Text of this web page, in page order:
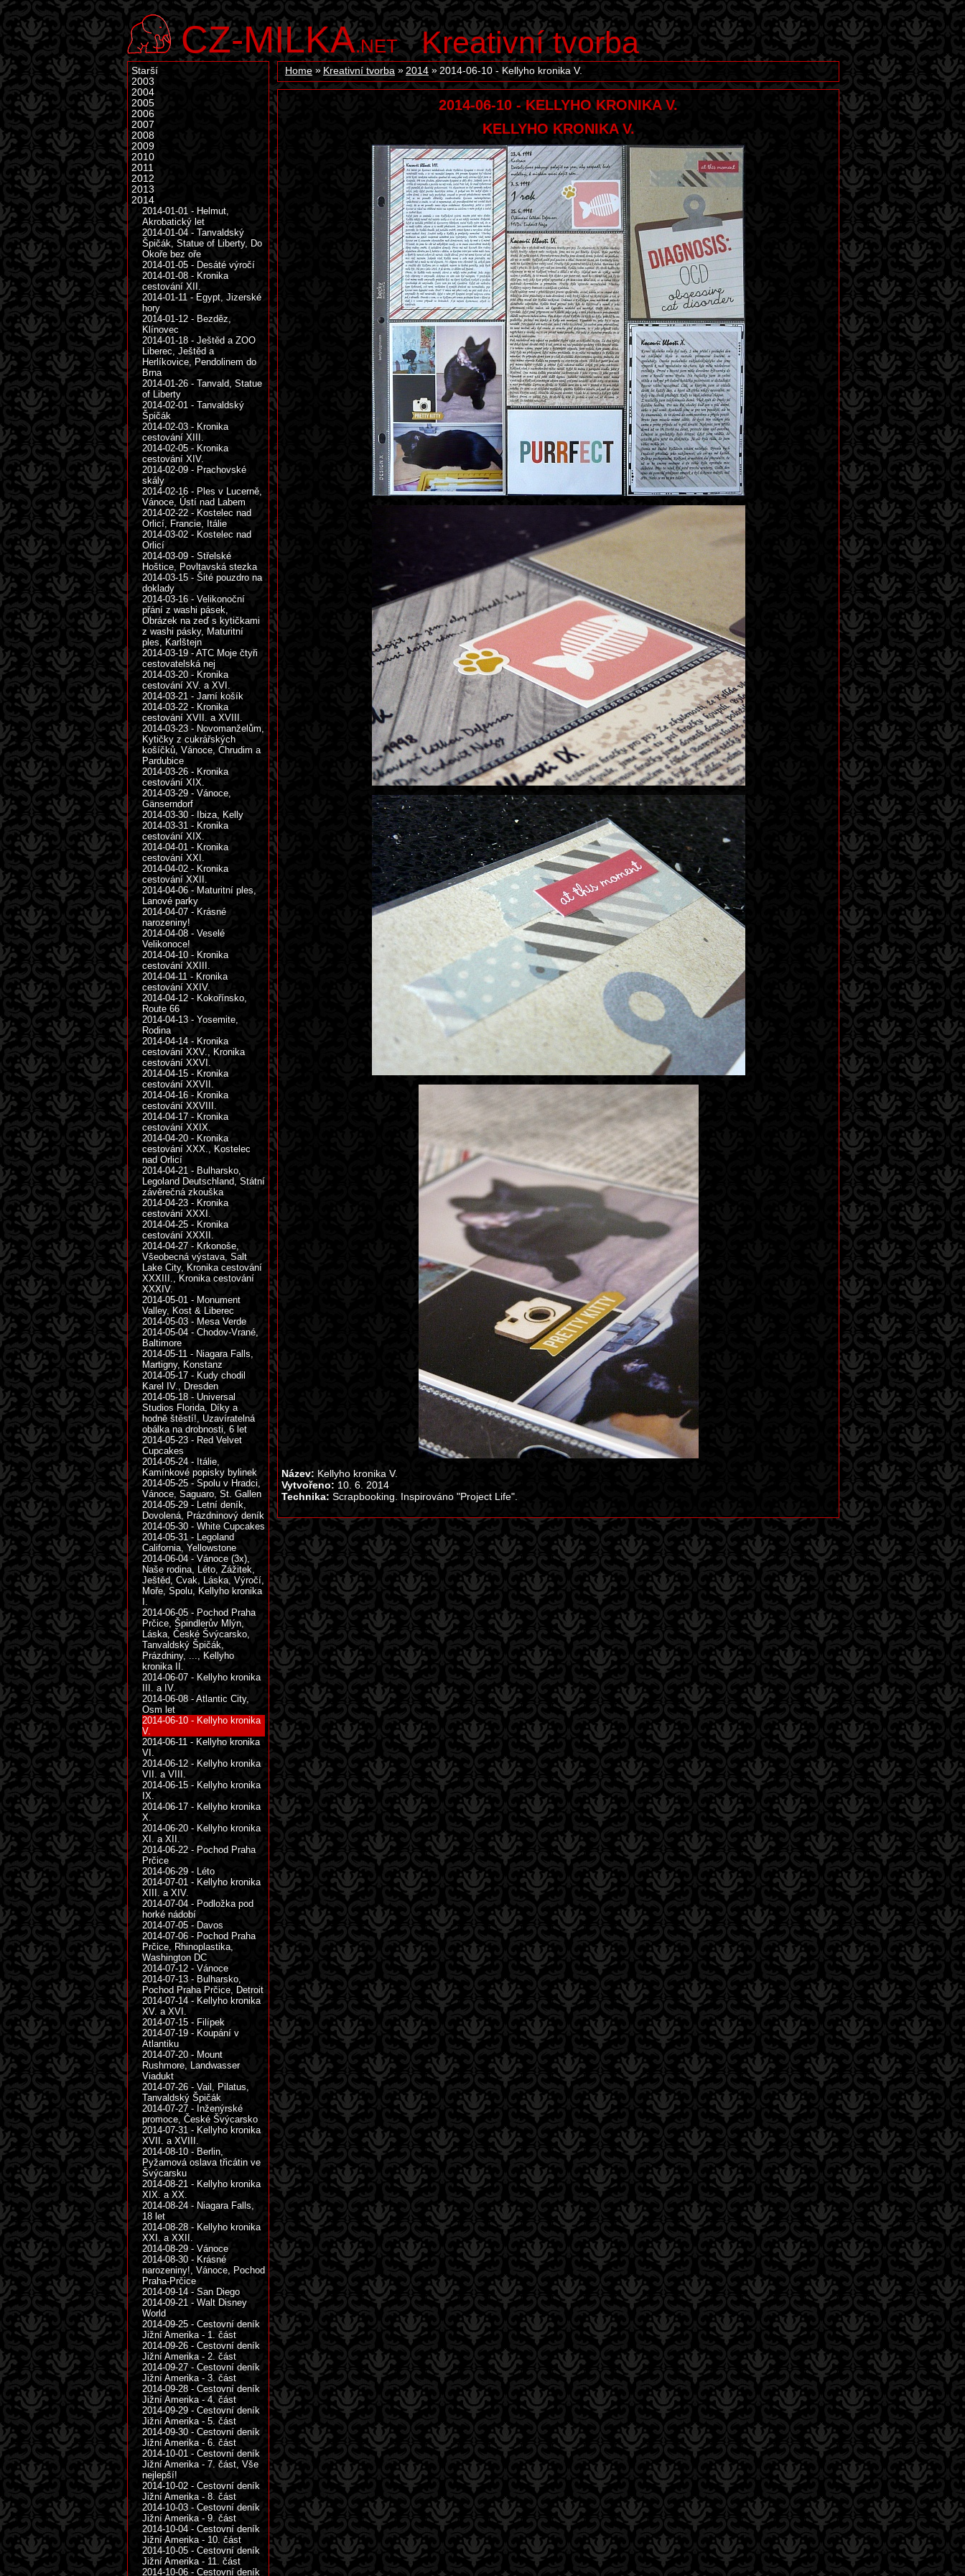
CZ-MILKA.NET Kreativní tvorba
Home Kreativní tvorba 2014 2014-06-10 - Kellyho kronika V.
2014-06-10 - KELLYHO KRONIKA V.
KELLYHO KRONIKA V.
Název: Kellyho kronika V.
Vytvořeno: 10. 6. 2014
Technika: Scrapbooking. Inspirováno "Project Life".
Starší
2003
2004
2005
2006
2007
2008
2009
2010
2011
2012
2013
2014
2014-01-01 - Helmut,
Akrobatický let
2014-01-04 - Tanvaldský
Špičák, Statue of Liberty, Do
Okoře bez oře
2014-01-05 - Desáté výročí
2014-01-08 - Kronika
cestování XII.
2014-01-11 - Egypt, Jizerské
hory
2014-01-12 - Bezděz,
Klínovec
2014-01-18 - Ještěd a ZOO
Liberec, Ještěd a
Herlíkovice, Pendolinem do
Brna
2014-01-26 - Tanvald, Statue
of Liberty
2014-02-01 - Tanvaldský
Špičák
2014-02-03 - Kronika
cestování XIII.
2014-02-05 - Kronika
cestování XIV.
2014-02-09 - Prachovské
skály
2014-02-16 - Ples v Lucerně,
Vánoce, Ústí nad Labem
2014-02-22 - Kostelec nad
Orlicí, Francie, Itálie
2014-03-02 - Kostelec nad
Orlicí
2014-03-09 - Střelské
Hoštice, Povltavská stezka
2014-03-15 - Šité pouzdro na
doklady
2014-03-16 - Velikonoční
přání z washi pásek,
Obrázek na zeď s kytičkami
z washi pásky, Maturitní
ples, Karlštejn
2014-03-19 - ATC Moje čtyři
cestovatelská nej
2014-03-20 - Kronika
cestování XV. a XVI.
2014-03-21 - Jarní košík
2014-03-22 - Kronika
cestování XVII. a XVIII.
2014-03-23 - Novomanželům,
Kytičky z cukrářských
košíčků, Vánoce, Chrudim a
Pardubice
2014-03-26 - Kronika
cestování XIX.
2014-03-29 - Vánoce,
Gänserndorf
2014-03-30 - Ibiza, Kelly
2014-03-31 - Kronika
cestování XIX.
2014-04-01 - Kronika
cestování XXI.
2014-04-02 - Kronika
cestování XXII.
2014-04-06 - Maturitní ples,
Lanové parky
2014-04-07 - Krásné
narozeniny!
2014-04-08 - Veselé
Velikonoce!
2014-04-10 - Kronika
cestování XXIII.
2014-04-11 - Kronika
cestování XXIV.
2014-04-12 - Kokořínsko,
Route 66
2014-04-13 - Yosemite,
Rodina
2014-04-14 - Kronika
cestování XXV., Kronika
cestování XXVI.
2014-04-15 - Kronika
cestování XXVII.
2014-04-16 - Kronika
cestování XXVIII.
2014-04-17 - Kronika
cestování XXIX.
2014-04-20 - Kronika
cestování XXX., Kostelec
nad Orlicí
2014-04-21 - Bulharsko,
Legoland Deutschland, Státní
závěrečná zkouška
2014-04-23 - Kronika
cestování XXXI.
2014-04-25 - Kronika
cestování XXXII.
2014-04-27 - Krkonoše,
Všeobecná výstava, Salt
Lake City, Kronika cestování
XXXIII., Kronika cestování
XXXIV.
2014-05-01 - Monument
Valley, Kost & Liberec
2014-05-03 - Mesa Verde
2014-05-04 - Chodov-Vrané,
Baltimore
2014-05-11 - Niagara Falls,
Martigny, Konstanz
2014-05-17 - Kudy chodil
Karel IV., Dresden
2014-05-18 - Universal
Studios Florida, Díky a
hodně štěstí!, Uzavíratelná
obálka na drobnosti, 6 let
2014-05-23 - Red Velvet
Cupcakes
2014-05-24 - Itálie,
Kamínkové popisky bylinek
2014-05-25 - Spolu v Hradci,
Vánoce, Saguaro, St. Gallen
2014-05-29 - Letní deník,
Dovolená, Prázdninový deník
2014-05-30 - White Cupcakes
2014-05-31 - Legoland
California, Yellowstone
2014-06-04 - Vánoce (3x),
Naše rodina, Léto, Zážitek,
Ještěd, Cvak, Láska, Výročí,
Moře, Spolu, Kellyho kronika
I.
2014-06-05 - Pochod Praha
Prčice, Špindlerův Mlýn,
Láska, České Švýcarsko,
Tanvaldský Špičák,
Prázdniny, ..., Kellyho
kronika II.
2014-06-07 - Kellyho kronika
III. a IV.
2014-06-08 - Atlantic City,
Osm let
2014-06-10 - Kellyho kronika
V.
2014-06-11 - Kellyho kronika
VI.
2014-06-12 - Kellyho kronika
VII. a VIII.
2014-06-15 - Kellyho kronika
IX.
2014-06-17 - Kellyho kronika
X.
2014-06-20 - Kellyho kronika
XI. a XII.
2014-06-22 - Pochod Praha
Prčice
2014-06-29 - Léto
2014-07-01 - Kellyho kronika
XIII. a XIV.
2014-07-04 - Podložka pod
horké nádobí
2014-07-05 - Davos
2014-07-06 - Pochod Praha
Prčice, Rhinoplastika,
Washington DC
2014-07-12 - Vánoce
2014-07-13 - Bulharsko,
Pochod Praha Prčice, Detroit
2014-07-14 - Kellyho kronika
XV. a XVI.
2014-07-15 - Filípek
2014-07-19 - Koupání v
Atlantiku
2014-07-20 - Mount
Rushmore, Landwasser
Viadukt
2014-07-26 - Vail, Pilatus,
Tanvaldský Špičák
2014-07-27 - Inženýrské
promoce, České Švýcarsko
2014-07-31 - Kellyho kronika
XVII. a XVIII.
2014-08-10 - Berlin,
Pyžamová oslava třicátin ve
Švýcarsku
2014-08-21 - Kellyho kronika
XIX. a XX.
2014-08-24 - Niagara Falls,
18 let
2014-08-28 - Kellyho kronika
XXI. a XXII.
2014-08-29 - Vánoce
2014-08-30 - Krásné
narozeniny!, Vánoce, Pochod
Praha-Prčice
2014-09-14 - San Diego
2014-09-21 - Walt Disney
World
2014-09-25 - Cestovní deník
Jižní Amerika - 1. část
2014-09-26 - Cestovní deník
Jižní Amerika - 2. část
2014-09-27 - Cestovní deník
Jižní Amerika - 3. část
2014-09-28 - Cestovní deník
Jižní Amerika - 4. část
2014-09-29 - Cestovní deník
Jižní Amerika - 5. část
2014-09-30 - Cestovní deník
Jižní Amerika - 6. část
2014-10-01 - Cestovní deník
Jižní Amerika - 7. část, Vše
nejlepší!
2014-10-02 - Cestovní deník
Jižní Amerika - 8. část
2014-10-03 - Cestovní deník
Jižní Amerika - 9. část
2014-10-04 - Cestovní deník
Jižní Amerika - 10. část
2014-10-05 - Cestovní deník
Jižní Amerika - 11. část
2014-10-06 - Cestovní deník